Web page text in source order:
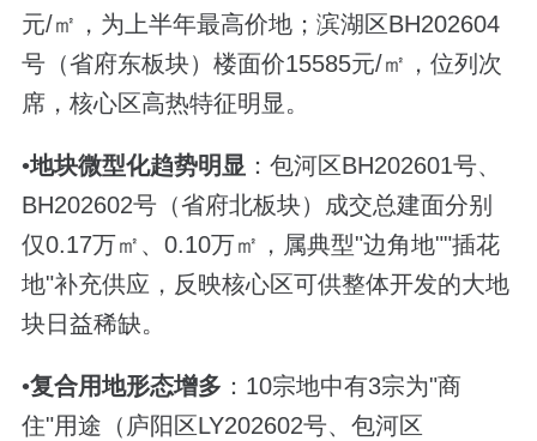
元/㎡，为上半年最高价地；滨湖区BH202604
号（省府东板块）楼面价15585元/㎡，位列次
席，核心区高热特征明显。
•地块微型化趋势明显 ：包河区BH202601号、
BH202602号（省府北板块）成交总建面分别
仅0.17万㎡、0.10万㎡，属典型"边角地""插花
地"补充供应，反映核心区可供整体开发的大地
块日益稀缺。
•复合用地形态增多 ：10宗地中有3宗为"商
住"用途（庐阳区LY202602号、包河区